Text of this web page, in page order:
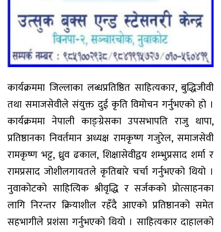
कार्यक्रममा जिल्लाका लब्धप्रतिष्ठित साहित्यकार, बुद्धिजीवी
तथा समाजसेवीले संयुक्त दुई कृति विमोचन गर्नुभएको हो ।
कार्यक्रममा नेपाली काङ्ग्रेसका उपसभापति राजु थापा,
प्रतिष्ठानका निवर्तमान अध्यक्ष रामकृष्ण गजुरेल, समाजसेवी
रामकृष्ण भट्ट, ध्रुव ढकाल, शिक्षासेवीद्वय शम्भुप्रसाद शर्मा र
रामप्रसाद जोशीलगायतले कृतिबारे चर्चा गर्नुभएको थियो ।
नुवाकोटको साहित्यिक श्रीवृद्धि र सर्जकको प्रोत्साहनका
लागि निरन्तर क्रियाशील रहँदै आएको प्रतिष्ठानको समेत
सहभागीले प्रशंसा गर्नुभएको थियो । साहित्यकार दाहालको